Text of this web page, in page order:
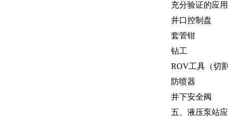
充分验证的应
井口控制盘
套管钳
钻工
ROV工具（切
防喷器
井下安全阀
五、液压泵站